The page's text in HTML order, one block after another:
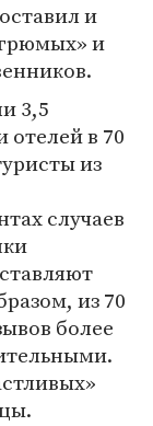
и
и
3,5
отелей в 70
из
случаев
из 70
более